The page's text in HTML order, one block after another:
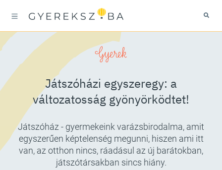
Gyerek
Játszóházi egyszeregy: a
változatosság gyönyörködtet!
Játszóház - gyermekeink varázsbirodalma, amit
egyszerűen képtelenség megunni, hiszen ami itt
van, az otthon nincs, ráadásul az új barátokban,
játszótársakban sincs hiány.